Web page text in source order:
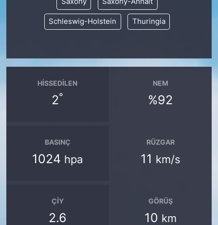
Schleswig-Holstein Thuringia
HISSEDILEN
2°
NEM
%92
BASINÇ
1024 hpa
RÜZGAR
11 km/s
ÇIY
2.6
GÖRÜŞ
10 km